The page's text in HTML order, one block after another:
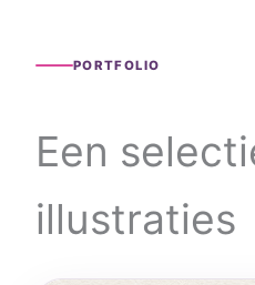
PORTFOLIO
Een
illustraties